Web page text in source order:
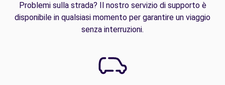
Problemi sulla strada? Il nostro servizio di supporto è
disponibile in qualsiasi momento per garantire un viaggio
senza interruzioni.